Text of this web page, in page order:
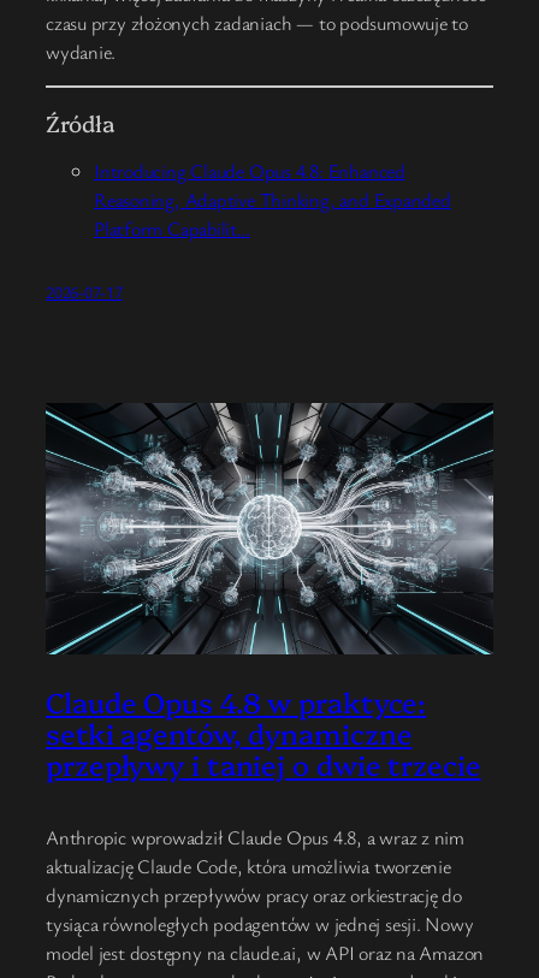
czasu przy złożonych zadaniach — to podsumowuje to
wydanie.
Źródła
Introducing Claude Opus 4.8: Enhanced
Reasoning, Adaptive Thinking, and Expanded
Platform Capabilit…
2026-07-17
Claude Opus 4.8 w praktyce:
setki agentów, dynamiczne
przepływy i taniej o dwie trzecie
Anthropic wprowadził Claude Opus 4.8, a wraz z nim
aktualizację Claude Code, która umożliwia tworzenie
dynamicznych przepływów pracy oraz orkiestrację do
tysiąca równoległych podagentów w jednej sesji. Nowy
model jest dostępny na claude.ai, w API oraz na Amazon